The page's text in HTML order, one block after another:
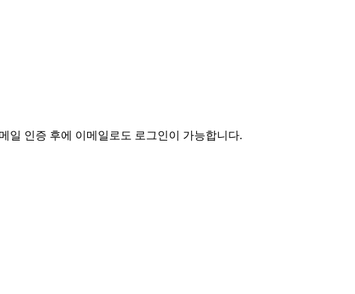
일 인증 후에 이메일로도 로그인이 가능합니다.